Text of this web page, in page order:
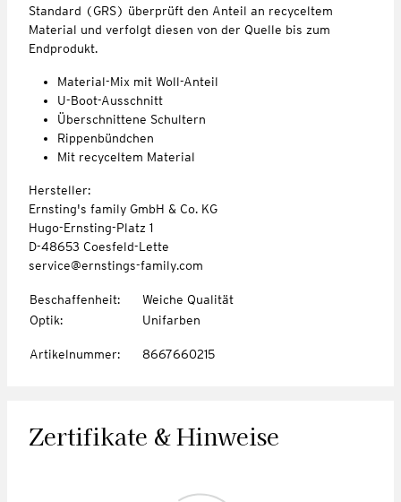
Standard (GRS) überprüft den Anteil an recyceltem
Material und verfolgt diesen von der Quelle bis zum
Endprodukt.
Material-Mix mit Woll-Anteil
U-Boot-Ausschnitt
Überschnittene Schultern
Rippenbündchen
Mit recyceltem Material
Hersteller:
Ernsting's family GmbH & Co. KG
Hugo-Ernsting-Platz 1
D-48653 Coesfeld-Lette
service@ernstings-family.com
Beschaffenheit:
Weiche Qualität
Optik: Unifarben
Artikelnummer: 8667660215
Zertifikate & Hinweise